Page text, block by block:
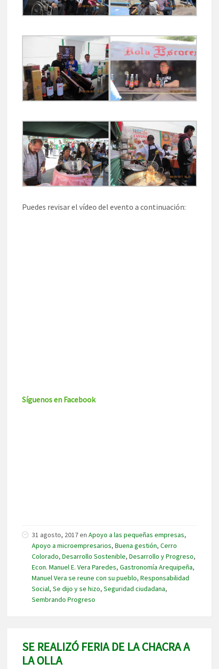
Puedes revisar el vídeo del evento a continuación:
Síguenos en Facebook
31 agosto, 2017en Apoyo a las pequeñas empresas,
Apoyo a microempresarios, Buena gestión, Cerro
Colorado, Desarrollo Sostenible, Desarrollo y Progreso,
Econ. Manuel E. Vera Paredes, Gastronomía Arequipeña,
Manuel Vera se reune con su pueblo, Responsabilidad
Social, Se dijo y se hizo, Seguridad ciudadana,
Sembrando Progreso
SE REALIZÓ FERIA DE LA CHACRA A
LA OLLA